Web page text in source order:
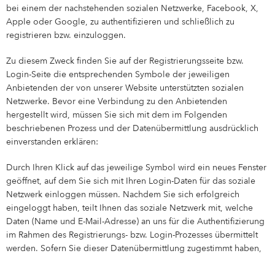
bei einem der nachstehenden sozialen Netzwerke, Facebook, X,
Apple oder Google, zu authentifizieren und schließlich zu
registrieren bzw. einzuloggen.
Zu diesem Zweck finden Sie auf der Registrierungsseite bzw.
Login-Seite die entsprechenden Symbole der jeweiligen
Anbietenden der von unserer Website unterstützten sozialen
Netzwerke. Bevor eine Verbindung zu den Anbietenden
hergestellt wird, müssen Sie sich mit dem im Folgenden
beschriebenen Prozess und der Datenübermittlung ausdrücklich
einverstanden erklären:
Durch Ihren Klick auf das jeweilige Symbol wird ein neues Fenster
geöffnet, auf dem Sie sich mit Ihren Login-Daten für das soziale
Netzwerk einloggen müssen. Nachdem Sie sich erfolgreich
eingeloggt haben, teilt Ihnen das soziale Netzwerk mit, welche
Daten (Name und E-Mail-Adresse) an uns für die Authentifizierung
im Rahmen des Registrierungs- bzw. Login-Prozesses übermittelt
werden. Sofern Sie dieser Datenübermittlung zugestimmt haben,